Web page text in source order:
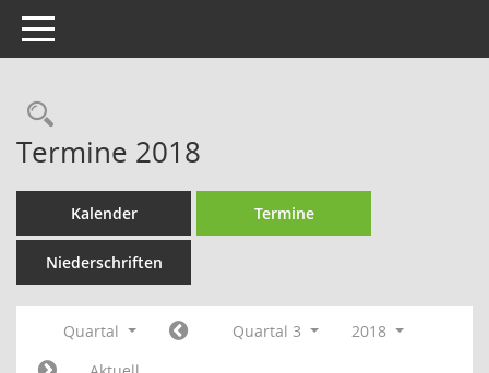
Toggle navigation
Rechercheauswahl
Termine 2018
Kalender Termine
Niederschriften
Quartal Quartal 3
2018